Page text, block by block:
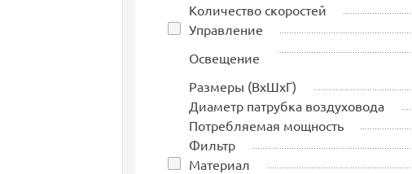
Количество скоростей
Управление
Освещение
Размеры (ВхШхГ)
Диаметр патрубка воздуховода
Потребляемая мощность
Фильтр
Материал